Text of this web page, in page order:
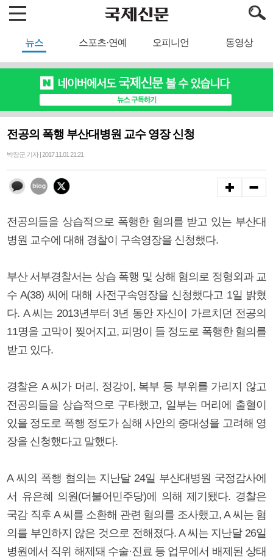
뉴스 스포츠·연예 오피니언 동영상
전공의 폭행 부산대병원 교수 영장 신청
박장군 기자 | 2017.11.01 21:21
전공의들을 상습적으로 폭행한 혐의를 받고 있는 부산대
병원 교수에 대해 경찰이 구속영장을 신청했다.
부산 서부경찰서는 상습 폭행 및 상해 혐의로 정형외과 교
수 A(38) 씨에 대해 사전구속영장을 신청했다고 1일 밝혔
다. A 씨는 2013년부터 3년 동안 자신이 가르치던 전공의
11명을 고막이 찢어지고, 피멍이 들 정도로 폭행한 혐의를
받고 있다.
경찰은 A 씨가 머리, 정강이, 복부 등 부위를 가리지 않고
전공의들을 상습적으로 구타했고, 일부는 머리에 출혈이
있을 정도로 폭행 정도가 심해 사안의 중대성을 고려해 영
장을 신청했다고 말했다.
A 씨의 폭행 혐의는 지난달 24일 부산대병원 국정감사에
서 유은혜 의원(더불어민주당)에 의해 제기됐다. 경찰은
국감 직후 A 씨를 소환해 관련 혐의를 조사했고, A 씨는 혐
의를 부인하지 않은 것으로 전해졌다. A 씨는 지난달 26일
병원에서 직위 해제돼 수술·진료 등 업무에서 배제된 상태